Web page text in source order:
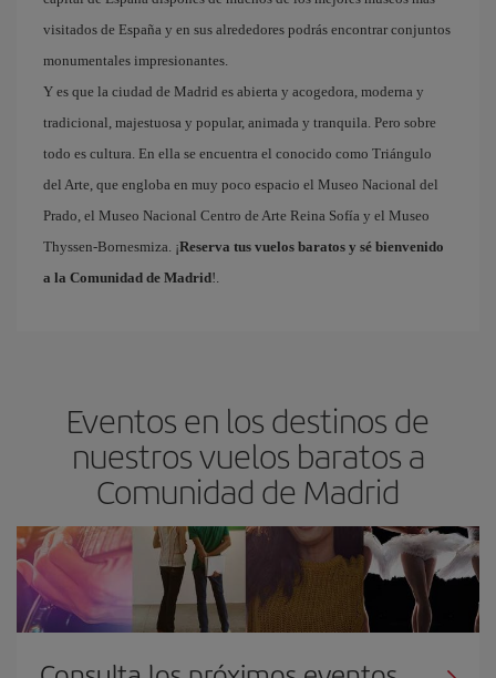
visitados de España y en sus alrededores podrás encontrar conjuntos
monumentales impresionantes.
Y es que la ciudad de Madrid es abierta y acogedora, moderna y
tradicional, majestuosa y popular, animada y tranquila. Pero sobre
todo es cultura. En ella se encuentra el conocido como Triángulo
del Arte, que engloba en muy poco espacio el Museo Nacional del
Prado, el Museo Nacional Centro de Arte Reina Sofía y el Museo
Thyssen-Bornesmiza. ¡Reserva tus vuelos baratos y sé bienvenido
a la Comunidad de Madrid!.
Eventos en los destinos de
nuestros vuelos baratos a
Comunidad de Madrid